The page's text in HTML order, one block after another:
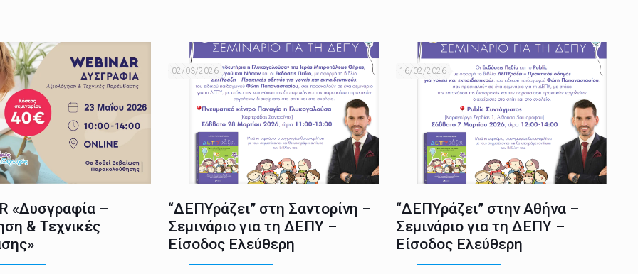
«Δυσγραφία –
& Τεχνικές
02/03/2026
“ΔΕΠΥράζει” στη Σαντορίνη –
Σεμινάριο για τη ΔΕΠΥ –
Είσοδος Ελεύθερη
16/02/2026
“ΔΕΠΥράζει” στην Αθήνα –
Σεμινάριο για τη ΔΕΠΥ –
Είσοδος Ελεύθερη